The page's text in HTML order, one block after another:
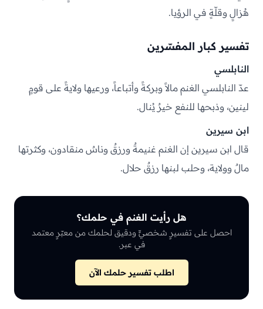
هُزالٍ وقلّةٍ في الرؤيا.
تفسير كبار المفسّرين
النابلسي
عدّ النابلسي الغنم مالاً وبركةً وأتباعاً، ورعيها ولايةً على قومٍ
لينين، وذبحها للنفع خيرٌ يُنال.
ابن سيرين
قال ابن سيرين إن الغنم غنيمةٌ ورزقٌ وناسٌ منقادون، وكثرتها
مالٌ وولاية، وحلب لبنها رزقٌ حلال.
هل رأيت الغنم في حلمك؟
احصل على تفسيرٍ شخصيٍّ ودقيق لحلمك من معبّرٍ معتمد
في عبر.
اطلب تفسير حلمك الآن